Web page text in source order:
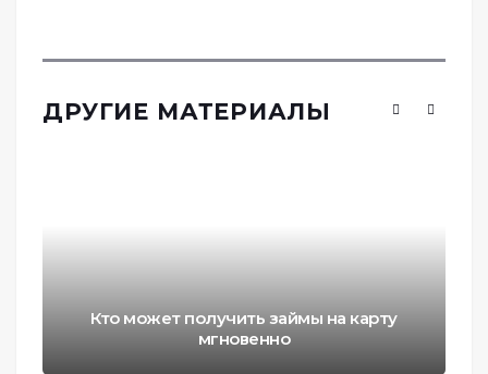
ДРУГИЕ МАТЕРИАЛЫ
Кто может получить займы на карту
мгновенно